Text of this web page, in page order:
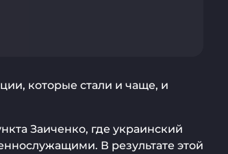
которые стали и чаще, и
Заиченко, где украинский
В результате этой